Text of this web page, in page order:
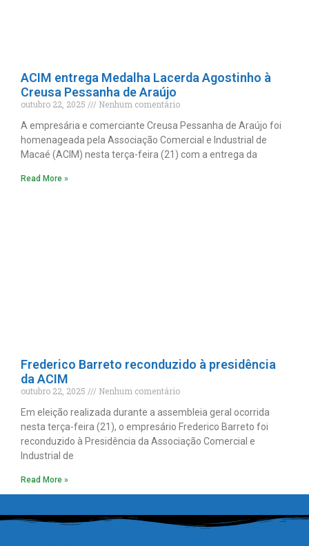
ACIM entrega Medalha Lacerda Agostinho à
Creusa Pessanha de Araújo
outubro 22, 2025
Nenhum comentário
A empresária e comerciante Creusa Pessanha de Araújo foi
homenageada pela Associação Comercial e Industrial de
Macaé (ACIM) nesta terça-feira (21) com a entrega da
Read More »
Frederico Barreto reconduzido à presidência
da ACIM
outubro 22, 2025
Nenhum comentário
Em eleição realizada durante a assembleia geral ocorrida
nesta terça-feira (21), o empresário Frederico Barreto foi
reconduzido à Presidência da Associação Comercial e
Industrial de
Read More »